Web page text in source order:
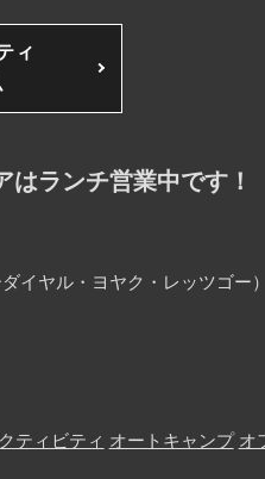
ィ
ランチ営業中です！
ヤル・ヨヤク・レッツゴー）
ティビティ オートキャンプ オ